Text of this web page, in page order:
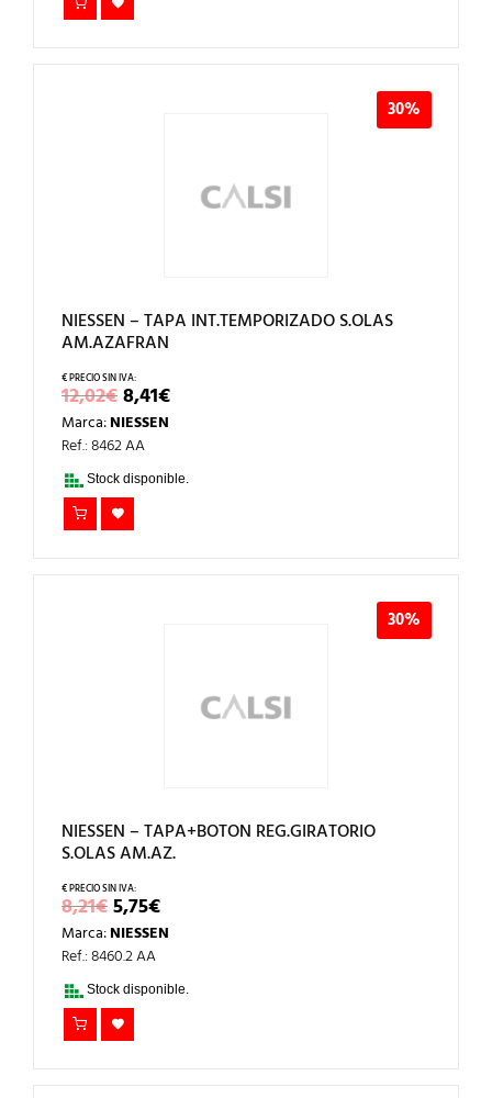
30%
NIESSEN – TAPA INT.TEMPORIZADO S.OLAS
AM.AZAFRAN
12,02€EL
PRECIO
ORIGINAL
ERA:
12,02€.
8,41€EL
PRECIO
8,41€.
Marca:NIESSEN
Ref.: 8462 AA
Stock disponible.
30%
NIESSEN – TAPA+BOTON REG.GIRATORIO
S.OLAS AM.AZ.
8,21€EL
PRECIO
ORIGINAL
ERA:
8,21€.
5,75€EL
PRECIO
ACTUAL
5,75€.
Marca:NIESSEN
Ref.: 8460.2 AA
Stock disponible.